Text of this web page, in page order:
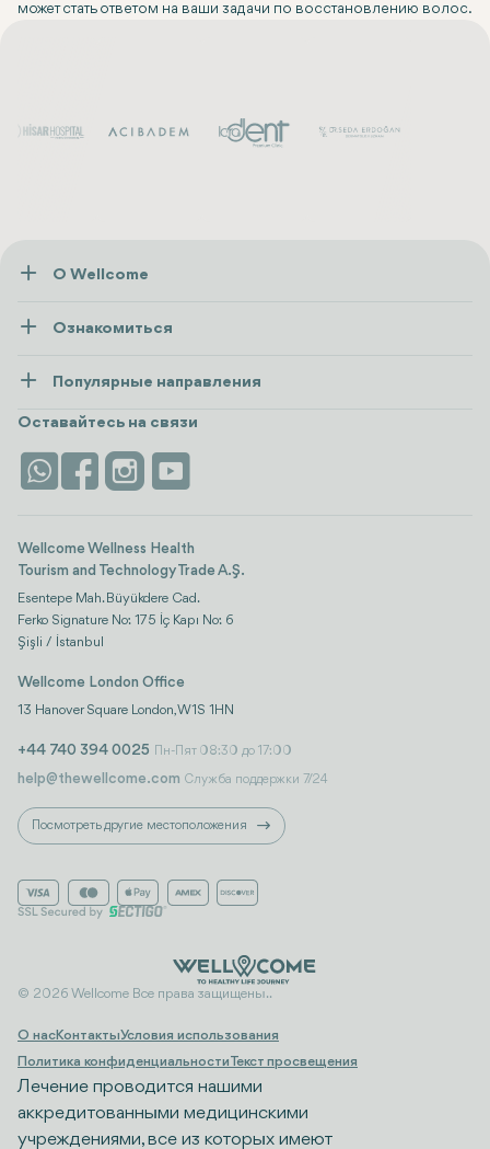
может стать ответом на ваши задачи по восстановлению волос.
О Wellcome
Пресса
Безопасность
Контакты
Ознакомиться
Wellness
Размещение
Достопримечательности
Отзывы
Популярные направления
посмотреть все
Istanbul
Оставайтесь на связи
Wellcome Wellness Health
Tourism and Technology Trade A.Ş.
Esentepe Mah. Büyükdere Cad.
Ferko Signature No: 175 İç Kapı No: 6
Şişli / İstanbul
Wellcome London Office
13 Hanover Square London, W1S 1HN
+44 740 394 0025 Пн-Пят 08:30 до 17:00
help@thewellcome.com Служба поддержки 7/24
Посмотреть другие местоположения
© 2026 Wellcome Все права защищены..
О насКонтактыУсловия использования
Политика конфиденциальностиТекст просвещения
Лечение проводится нашими
аккредитованными медицинскими
учреждениями, все из которых имеют